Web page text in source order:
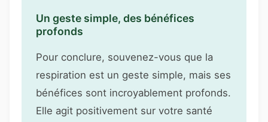
Un geste simple, des bénéfices
profonds
Pour conclure, souvenez-vous que la
respiration est un geste simple, mais ses
bénéfices sont incroyablement profonds.
Elle agit positivement sur votre santé